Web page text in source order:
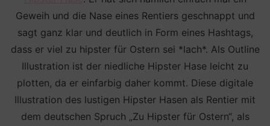
Geweih und die Nase eines Rentiers geschnappt und
sagt ganz klar und deutlich in Form eines Hashtags,
dass er viel zu hipster für Ostern sei *lach*. Als Outline
Illustration ist der niedliche Hipster Hase leicht zu
plotten, da er einfarbig daher kommt. Diese digitale
Illustration des lustigen Hipster Hasen als Rentier mit
dem deutschen Spruch „Zu Hipster für Ostern“, als